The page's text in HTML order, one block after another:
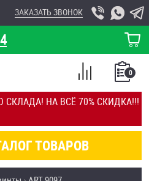
НА ВСЁ 70% СКИДКА!!!
ЗАКАЗАТЬ ЗВОНОК
КОРЗИНА
ТОВАРОВ
0
СПИСОК
СРАВНЕНИЕ